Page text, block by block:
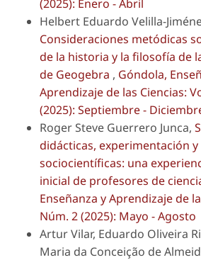
(2025): Enero - Abril
Helbert Eduardo Velilla-
Consideraciones metódicas
de la historia y la filosofía de
de Geogebra , Góndola,
Aprendizaje de las Ciencias:
(2025): Septiembre -
Roger Steve Guerrero Junca,
didácticas, experimentación
sociocientíficas: una
inicial de profesores de
Enseñanza y Aprendizaje de
Núm. 2 (2025): Mayo - Agosto
Artur Vilar, Eduardo Oliveira
Maria da Conceição de